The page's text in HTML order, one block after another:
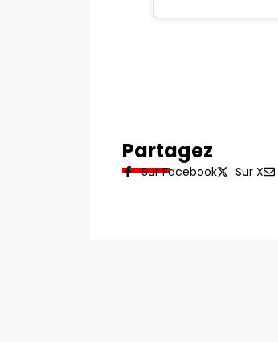
Partagez
Sur Facebook Sur X